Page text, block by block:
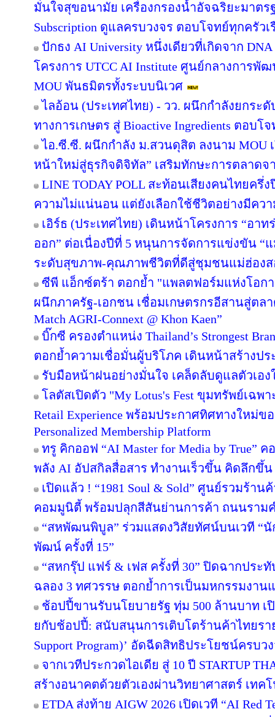
มั่นใจสุขอนามัย เครื่องกรองน้ำอัจฉริยะมาต
Subscription ดูแลครบวงจร ตอบโจทย์ทุกครัวเ
ปักธง AI University หนึ่งเดียวที่เกิดจาก
โครงการ UTCC AI Institute ศูนย์กลางการพั
MOU พันธมิตรทั้งระบบนิเวศ
ไลอ้อน (ประเทศไทย) - วว. ผนึกกำลังยกระ
ทางการเกษตร สู่ Bioactive Ingredients ตอบโ
ไอ.ซี.ซี. ผนึกกำลัง ม.สวนดุสิต ลงนาม MOU
หน้าใหม่สู่ธุรกิจดิจิทัล” เสริมทักษะการตลาด
LINE TODAY POLL สะท้อนเสียงคนไทยครึ่
ความไม่แน่นอน แต่ยังเลือกใช้ชีวิตอย่างมีควา
เอิร์ธ (ประเทศไทย) เดินหน้าโครงการ “อา
ออก” ต่อเนื่องปีที่ 5 หนุนการจัดการแข่งขัน “
ระดับสุขภาพ-คุณภาพชีวิตที่ดีสู่ชุมชนแม่ฮ่อง
ซีพี แอ็กซ์ตร้า ตอกย้ำ "แพลตฟอร์มแห่งโอก
ผนึกภาครัฐ-เอกชน เชื่อมเกษตรกรอีสานสู่ตล
Match AGRI-Connext @ Khon Kaen”
บิ๊กซี ครองตำแหน่ง Thailand’s Strongest
ตอกย้ำความเชื่อมั่นผู้บริโภค เดินหน้าสร้างป
รับมือหน้าฝนอย่างมั่นใจ เคล็ดลับดูแลตัวเอง
โลตัสเปิดตัว "My Lotus's Fest ขุมทรัพย์เฉ
Retail Experience พร้อมประกาศทิศทางใหม่ขอ
Personalized Membership Platform
ทรู คิกออฟ “AI Master for Media by True”
พลัง AI อัปสกิลสื่อสาร ทำงานเร็วขึ้น คิดลึกขึ้
เปิดแล้ว ! “1981 Soul & Sold” ศูนย์รวมร้
คอมมูนิตี้ พร้อมปลุกสีสันย่านการค้า ถนนราม
“สหพัฒนพิบูล” ร่วมแสดงวิสัยทัศน์บนเวที “
พัฒน์ ครั้งที่ 15”
“สหกรุ๊ป แฟร์ & เฟส ครั้งที่ 30” ปิดฉากประ
ฉลอง 3 ทศวรรษ ตอกย้ำการเป็นมหกรรมงา
ช้อปปี้ขานรับนโยบายรัฐ ทุ่ม 500 ล้านบาท เ
ยกับช้อปปี้: สนับสนุนการเติบโตร้านค้าไทยรา
Support Program)’ อัดฉีดสิทธิประโยชน์ครบว
จากเวทีประกวดไอเดีย สู่ 10 ปี STARTUP
สร้างอนาคตด้วยตัวเองผ่านวิทยาศาสตร์ เทค
ETDA ส่งท้าย AIGW 2026 เปิดเวที “AI Red